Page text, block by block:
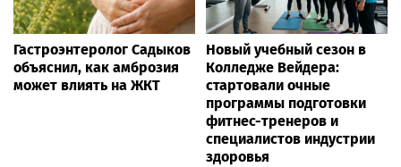
Гастроэнтеролог Садыков
объяснил, как амброзия
может влиять на ЖКТ
Новый учебный сезон в
Колледже Вейдера:
стартовали очные
программы подготовки
фитнес-тренеров и
специалистов индустрии
здоровья